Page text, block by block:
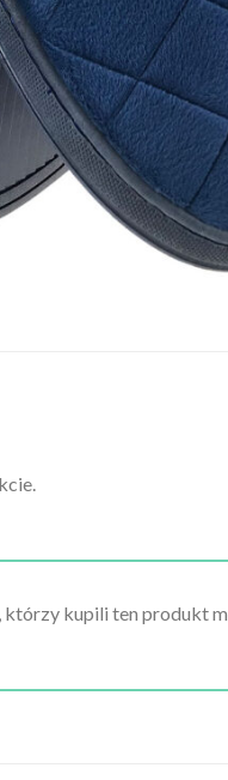
kupili ten produkt